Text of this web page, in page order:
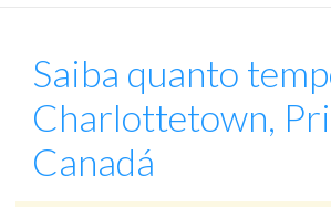
Saiba quanto
Charlottetown,
Canadá